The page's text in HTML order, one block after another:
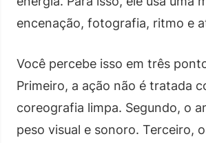
encenação, fotografia, ritmo e
Você percebe isso em três
Primeiro, a ação não é tratada
coreografia limpa. Segundo, o
peso visual e sonoro. Terceiro,